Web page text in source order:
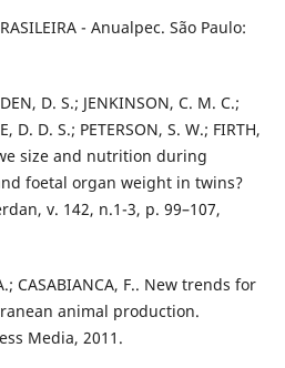
- Anualpec. São Paulo:
D. S.; JENKINSON, C. M. C.;
D. D. S.; PETERSON, S. W.; FIRTH,
size and nutrition during
foetal organ weight in twins?
v. 142, n.1-3, p. 99–107,
CASABIANCA, F.. New trends for
animal production.
Media, 2011.